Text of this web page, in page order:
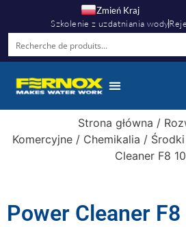
Zmień Kraj
Szkolenie z uzdatniania wody
Strona główna /
Komercyjne/ Chemikalia /
Cleaner F8
Power Cleaner